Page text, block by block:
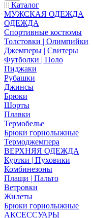
Каталог
МУЖСКАЯ ОДЕЖДА
ОДЕЖДА
Спортивные костюмы
Толстовки | Олимпийки
Джемперы | Свитеры
Футболки | Поло
Пиджаки
Рубашки
Джинсы
Брюки
Шорты
Плавки
Термобелье
Брюки горнолыжные
Термоджемпера
ВЕРХНЯЯ ОДЕЖДА
Куртки | Пуховики
Комбинезоны
Плащи | Пальто
Ветровки
Жилеты
Брюки горнолыжные
АКСЕССУАРЫ